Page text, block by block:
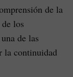
de la
los
de las
la continuidad